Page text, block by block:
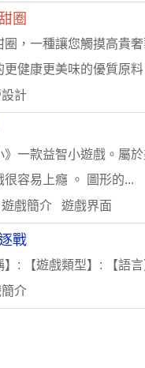
圈
圈，一種讓您觸摸高貴
更健康更美味的優質原料
計
》一款益智小遊戲。屬
很容易上癮 。 圖形的...
戲簡介 遊戲界面
戰
】: 【遊戲類型】: 【語
介